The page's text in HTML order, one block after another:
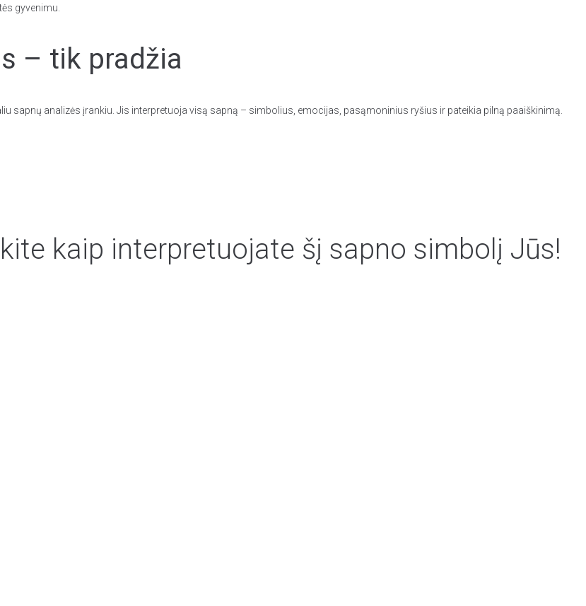
gyvenimu.
– tik pradžia
sapnų analizės įrankiu. Jis interpretuoja visą sapną – simbolius, emocijas, pasąmoninius ryšius ir pateikia pilną paaiškinimą.
kaip interpretuojate šį sapno simbolį Jūs!